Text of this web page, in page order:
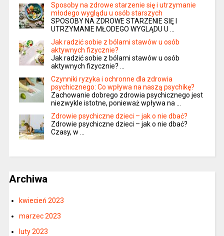
Sposoby na zdrowe starzenie się i utrzymanie
młodego wyglądu u osób starszych
SPOSOBY NA ZDROWE STARZENIE SIĘ I
UTRZYMANIE MŁODEGO WYGLĄDU U …
Jak radzić sobie z bólami stawów u osób
aktywnych fizycznie?
Jak radzić sobie z bólami stawów u osób
aktywnych fizycznie? …
Czynniki ryzyka i ochronne dla zdrowia
psychicznego: Co wpływa na naszą psychikę?
Zachowanie dobrego zdrowia psychicznego jest
niezwykle istotne, ponieważ wpływa na …
Zdrowie psychiczne dzieci – jak o nie dbać?
Zdrowie psychiczne dzieci – jak o nie dbać?
Czasy, w …
Archiwa
kwiecień 2023
marzec 2023
luty 2023